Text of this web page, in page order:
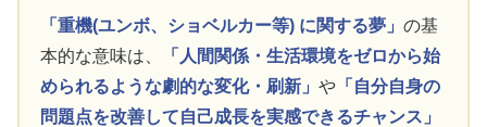
「重機(ユンボ、ショベルカー等) に関する夢」の基
本的な意味は、
「人間関係・生活環境をゼロから始
められるような劇的な変化・刷新」や 「自分自身の
問題点を改善して自己成長を実感できるチャンス」